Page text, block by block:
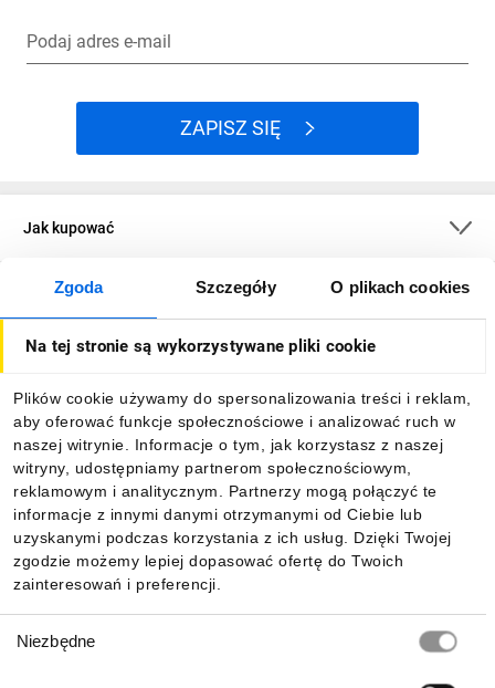
Zgoda Szczegóły O plikach cookies
Na tej stronie są wykorzystywane pliki cookie
Plików cookie używamy do spersonalizowania treści i reklam,
aby oferować funkcje społecznościowe i analizować ruch w
naszej witrynie. Informacje o tym, jak korzystasz z naszej
witryny, udostępniamy partnerom społecznościowym,
reklamowym i analitycznym. Partnerzy mogą połączyć te
informacje z innymi danymi otrzymanymi od Ciebie lub
uzyskanymi podczas korzystania z ich usług. Dzięki Twojej
zgodzie możemy lepiej dopasować ofertę do Twoich
zainteresowań i preferencji.
zgody
Niezbędne
Podaj adres e-mail
ZAPISZ SIĘ
Jak kupować
O firmie
Informacje
Pobierz naszą aplikację mobilną: